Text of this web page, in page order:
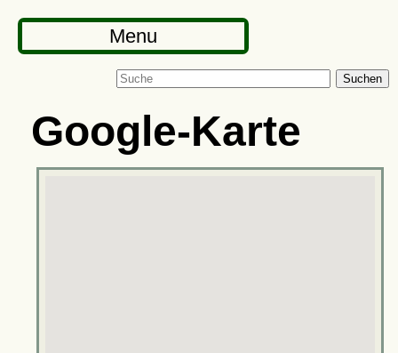
Menu
Suchen
Google-Karte